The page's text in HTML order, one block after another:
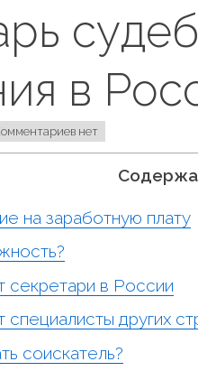
в
нет
на заработную плату
секретари в России
специалисты других
соискатель?